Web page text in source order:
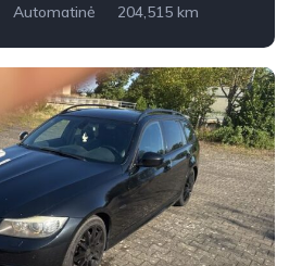
Automatinė
204,515 km